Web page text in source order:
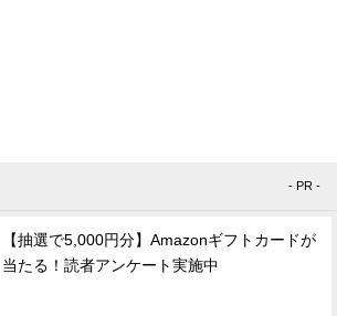
- PR -
【抽選で5,000円分】Amazonギフトカードが
当たる！読者アンケート実施中